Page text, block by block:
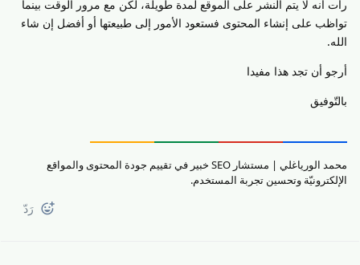
رأت أنه لا يتم النشر على الموقع لمدة طويلة، لكن مع مرور الوقت بينما
تواظب على إنشاء المحتوى فستعود الأمور إلى طبيعتها أو أفضل إن شاء
الله.
أرجو أن تجد هذا مفيدا
بالتّوفيق
محمد الورياغلي | مستشار SEO خبير في تقييم جودة المحتوى والمواقع
الإلكترونيّة وتحسين تجربة المستخدم.
رَدّ